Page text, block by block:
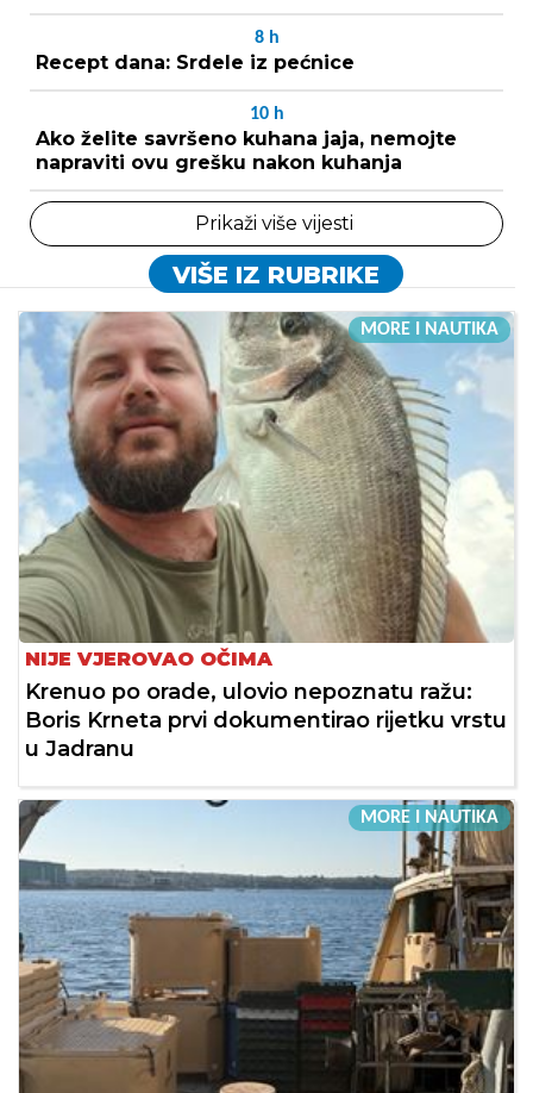
8 h
Recept dana: Srdele iz pećnice
10 h
Ako želite savršeno kuhana jaja, nemojte
napraviti ovu grešku nakon kuhanja
Prikaži više vijesti
VIŠE IZ RUBRIKE
MORE I NAUTIKA
NIJE VJEROVAO OČIMA
Krenuo po orade, ulovio nepoznatu ražu:
Boris Krneta prvi dokumentirao rijetku vrstu
u Jadranu
MORE I NAUTIKA